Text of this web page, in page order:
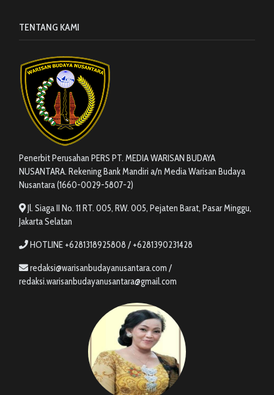
TENTANG KAMI
Penerbit Perusahan PERS PT. MEDIA WARISAN BUDAYA
NUSANTARA. Rekening Bank Mandiri a/n Media Warisan Budaya
Nusantara (1660-0029-5807-2)
Jl. Siaga II No. 11 RT. 005, RW. 005, Pejaten Barat, Pasar Minggu,
Jakarta Selatan
HOTLINE +6281318925808 / +6281390231428
redaksi@warisanbudayanusantara.com /
redaksi.warisanbudayanusantara@gmail.com